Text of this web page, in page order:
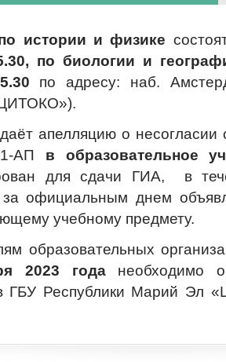
истории и физике
по биологии и
по адресу: наб.
апелляцию о
АП в образовательное
для сдачи ГИА, в
официальным днем
учебному предмету.
образовательных
2023 годанеобходимо
ГБУ Республики Марий Эл